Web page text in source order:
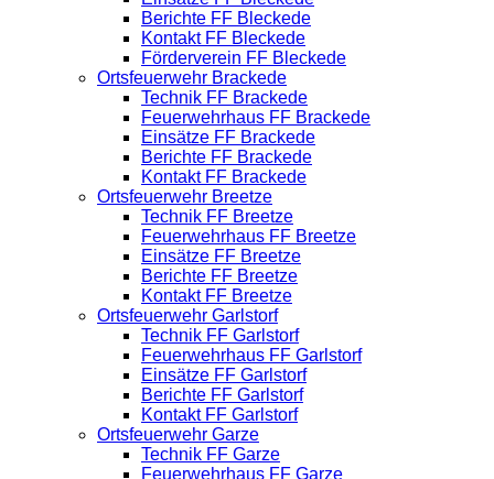
Berichte FF Bleckede
Kontakt FF Bleckede
Förderverein FF Bleckede
Ortsfeuerwehr Brackede
Technik FF Brackede
Feuerwehrhaus FF Brackede
Einsätze FF Brackede
Berichte FF Brackede
Kontakt FF Brackede
Ortsfeuerwehr Breetze
Technik FF Breetze
Feuerwehrhaus FF Breetze
Einsätze FF Breetze
Berichte FF Breetze
Kontakt FF Breetze
Ortsfeuerwehr Garlstorf
Technik FF Garlstorf
Feuerwehrhaus FF Garlstorf
Einsätze FF Garlstorf
Berichte FF Garlstorf
Kontakt FF Garlstorf
Ortsfeuerwehr Garze
Technik FF Garze
Feuerwehrhaus FF Garze